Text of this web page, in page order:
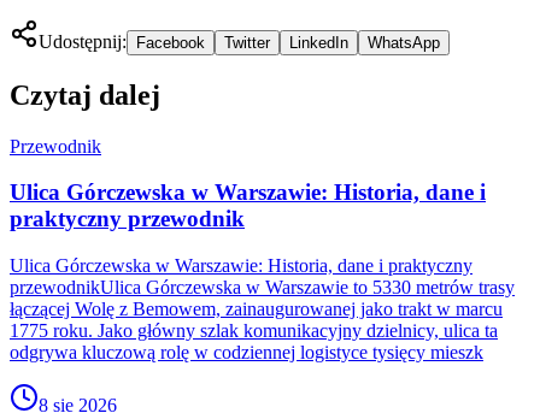
Udostępnij: Facebook Twitter LinkedIn WhatsApp
Czytaj dalej
Przewodnik
Ulica Górczewska w Warszawie: Historia, dane i
praktyczny przewodnik
Ulica Górczewska w Warszawie: Historia, dane i praktyczny
przewodnikUlica Górczewska w Warszawie to 5330 metrów trasy
łączącej Wolę z Bemowem, zainaugurowanej jako trakt w marcu
1775 roku. Jako główny szlak komunikacyjny dzielnicy, ulica ta
odgrywa kluczową rolę w codziennej logistyce tysięcy mieszk
8 sie 2026